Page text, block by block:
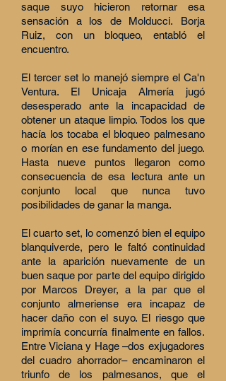
saque suyo hicieron retornar esa
sensación a los de Molducci. Borja
Ruiz, con un bloqueo, entabló el
encuentro.
El tercer set lo manejó siempre el Ca'n
Ventura. El Unicaja Almería jugó
desesperado ante la incapacidad de
obtener un ataque limpio. Todos los que
hacía los tocaba el bloqueo palmesano
o morían en ese fundamento del juego.
Hasta nueve puntos llegaron como
consecuencia de esa lectura ante un
conjunto local que nunca tuvo
posibilidades de ganar la manga.
El cuarto set, lo comenzó bien el equipo
blanquiverde, pero le faltó continuidad
ante la aparición nuevamente de un
buen saque por parte del equipo dirigido
por Marcos Dreyer, a la par que el
conjunto almeriense era incapaz de
hacer daño con el suyo. El riesgo que
imprimía concurría finalmente en fallos.
Entre Viciana y Hage –dos exjugadores
del cuadro ahorrador– encaminaron el
triunfo de los palmesanos, que el